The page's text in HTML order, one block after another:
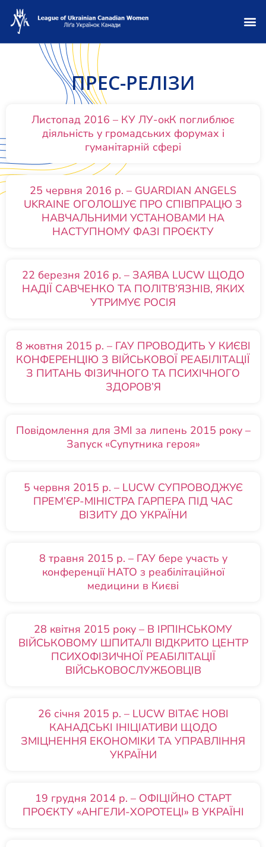
ПРЕС-РЕЛІЗИ
Листопад 2016 – КУ ЛУ-окК поглиблює
діяльність у громадських форумах і
гуманітарній сфері
25 червня 2016 р. – GUARDIAN ANGELS
UKRAINE ОГОЛОШУЄ ПРО СПІВПРАЦЮ З
НАВЧАЛЬНИМИ УСТАНОВАМИ НА
НАСТУПНОМУ ФАЗІ ПРОЄКТУ
22 березня 2016 р. – ЗАЯВА LUCW ЩОДО
НАДІЇ САВЧЕНКО ТА ПОЛІТВ’ЯЗНІВ, ЯКИХ
УТРИМУЄ РОСІЯ
8 жовтня 2015 р. – ГАУ ПРОВОДИТЬ У КИЄВІ
КОНФЕРЕНЦІЮ З ВІЙСЬКОВОЇ РЕАБІЛІТАЦІЇ
З ПИТАНЬ ФІЗИЧНОГО ТА ПСИХІЧНОГО
ЗДОРОВ’Я
Повідомлення для ЗМІ за липень 2015 року –
Запуск «Супутника героя»
5 червня 2015 р. – LUCW СУПРОВОДЖУЄ
ПРЕМ’ЄР-МІНІСТРА ГАРПЕРА ПІД ЧАС
ВІЗИТУ ДО УКРАЇНИ
8 травня 2015 р. – ГАУ бере участь у
конференції НАТО з реабілітаційної
медицини в Києві
28 квітня 2015 року – В ІРПІНСЬКОМУ
ВІЙСЬКОВОМУ ШПИТАЛІ ВІДКРИТО ЦЕНТР
ПСИХОФІЗИЧНОЇ РЕАБІЛІТАЦІЇ
ВІЙСЬКОВОСЛУЖБОВЦІВ
26 січня 2015 р. – LUCW ВІТАЄ НОВІ
КАНАДСЬКІ ІНІЦІАТИВИ ЩОДО
ЗМІЦНЕННЯ ЕКОНОМІКИ ТА УПРАВЛІННЯ
УКРАЇНИ
19 грудня 2014 р. – ОФІЦІЙНО СТАРТ
ПРОЄКТУ «АНГЕЛИ-ХОРОТЕЦІ» В УКРАЇНІ